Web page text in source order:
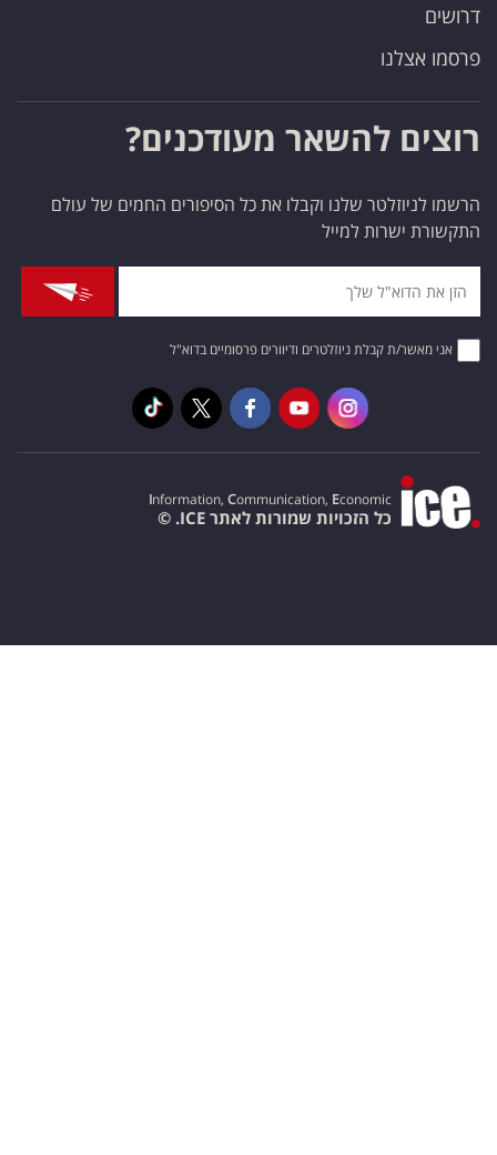
דרושים
פרסמו אצלנו
רוצים להשאר מעודכנים?
הרשמו לניוזלטר שלנו וקבלו את כל הסיפורים החמים של עולם
התקשורת ישרות למייל
אני מאשר/ת קבלת ניוזלטרים ודיוורים פרסומיים בדוא"ל
Information, Communication, Economic
כל הזכויות שמורות לאתר ICE. ©